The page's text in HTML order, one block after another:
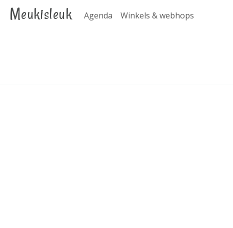
Meukisleuk Agenda Winkels & webhops